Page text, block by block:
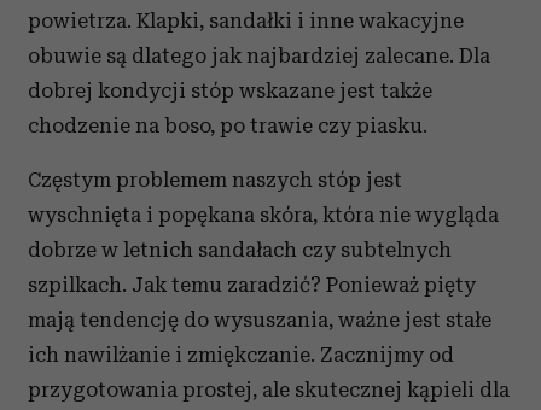
powietrza. Klapki, sandałki i inne wakacyjne
obuwie są dlatego jak najbardziej zalecane. Dla
dobrej kondycji stóp wskazane jest także
chodzenie na boso, po trawie czy piasku.
Częstym problemem naszych stóp jest
wyschnięta i popękana skóra, która nie wygląda
dobrze w letnich sandałach czy subtelnych
szpilkach. Jak temu zaradzić? Ponieważ pięty
mają tendencję do wysuszania, ważne jest stałe
ich nawilżanie i zmiękczanie. Zacznijmy od
przygotowania prostej, ale skutecznej kąpieli dla